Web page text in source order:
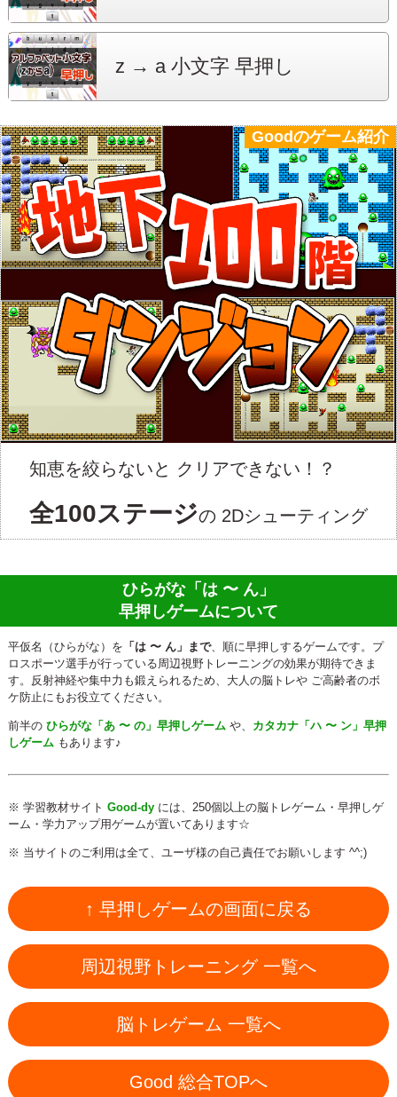
z → a 小文字 早押し
知恵を絞らないと クリアできない！？
全100ステージの 2Dシューティング
Goodのゲーム紹介
ひらがな「は 〜 ん」
早押しゲームについて
平仮名（ひらがな）を 「は 〜 ん」まで、順に早押しするゲームです。プ
ロスポーツ選手が行っている周辺視野トレーニングの効果が期待できま
す。反射神経や集中力も鍛えられるため、大人の脳トレや ご高齢者のボ
ケ防止にもお役立てください。
前半の ひらがな「あ 〜 の」早押しゲーム や、 カタカナ「ハ 〜 ン」早押
しゲーム もあります♪
※ 学習教材サイト Good-dyには、250個以上の脳トレゲーム・早押しゲ
ーム・学力アップ用ゲームが置いてあります☆
※ 当サイトのご利用は全て、ユーザ様の自己責任でお願いします ^^;)
↑ 早押しゲームの画面に戻る
周辺視野トレーニング 一覧へ
脳トレゲーム 一覧へ
Good 総合TOPへ